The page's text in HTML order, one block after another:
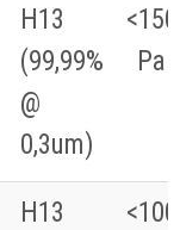
H13
(99,99%
@
0,3um)
<150
Pa
H13
<100